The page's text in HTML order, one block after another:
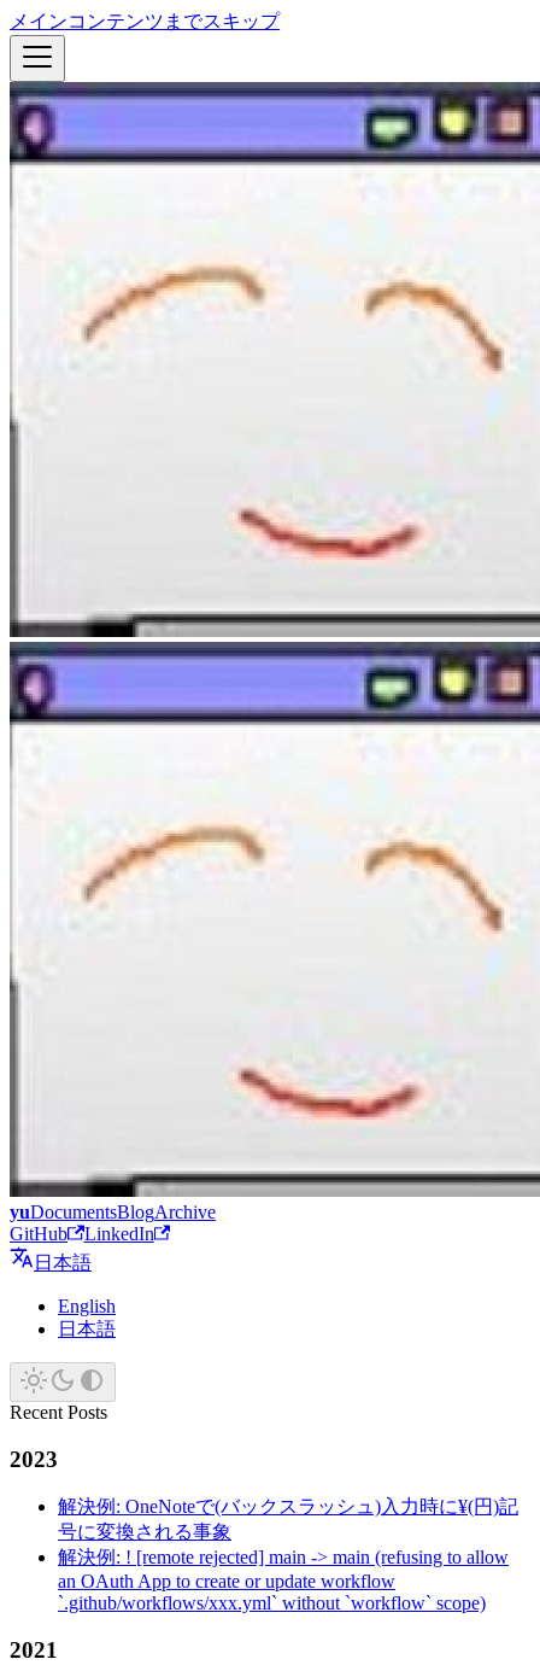
メインコンテンツまでスキップ
yuDocumentsBlogArchive
GitHub
LinkedIn
日本語
English
日本語
Recent Posts
2023
解決例: OneNoteで(バックスラッシュ)入力時に¥(円)記
号に変換される事象
解決例: ! [remote rejected] main -> main (refusing to allow
an OAuth App to create or update workflow
`.github/workflows/xxx.yml` without `workflow` scope)
2021